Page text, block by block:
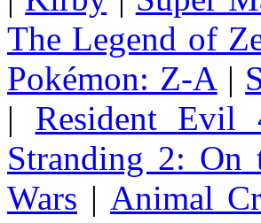
The Legend of
Pokémon: Z-A |
| Resident Evil
Stranding 2: On
Wars | Animal